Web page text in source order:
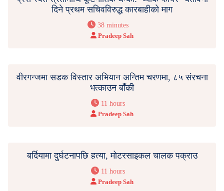
दिने प्रथम सचिवविरुद्ध कारबाहीको माग
38 minutes
Pradeep Sah
वीरगन्जमा सडक विस्तार अभियान अन्तिम चरणमा, ८५ संरचना
भत्काउन बाँकी
11 hours
Pradeep Sah
बर्दियामा दुर्घटनापछि हत्या, मोटरसाइकल चालक पक्राउ
11 hours
Pradeep Sah